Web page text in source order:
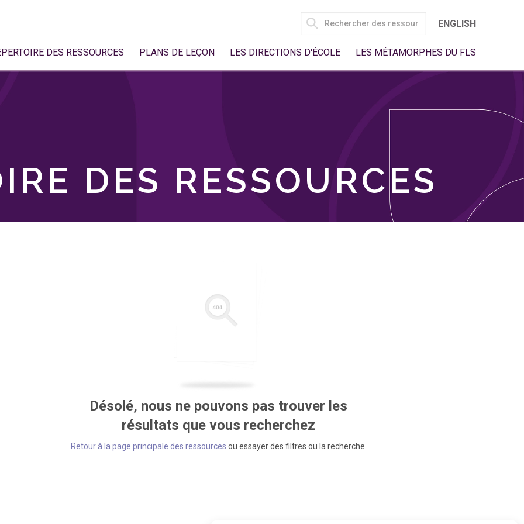
SEARCH
FOR:
ENGLISH
DES RESSOURCES PLANS DE LEÇON LES DIRECTIONS D'ÉCOLE LES MÉTAMORPHES DU FLS
DES RESSOURCES
Désolé, nous ne pouvons pas trouver les
résultats que vous recherchez
Retour à la page principale des ressources ou essayer des filtres ou la recherche.